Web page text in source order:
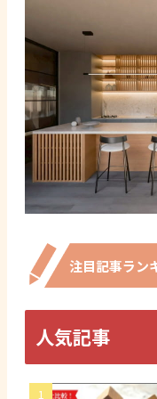
注目記事ラン
人気記事